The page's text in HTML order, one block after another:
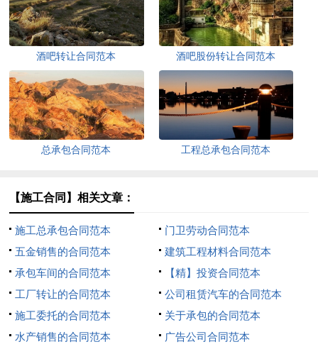
酒吧转让合同范本 酒吧股份转让合同范本
总承包合同范本 工程总承包合同范本
【施工合同】相关文章：
施工总承包合同范本
门卫劳动合同范本
五金销售的合同范本
建筑工程材料合同范本
承包车间的合同范本
【精】投资合同范本
工厂转让的合同范本
公司租赁汽车的合同范本
施工委托的合同范本
关于承包的合同范本
水产销售的合同范本
广告公司合同范本